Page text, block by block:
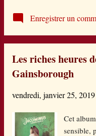
l'image par ce
petit. Une
dans cette
tendres qui
chat ? Michel
Enregistrer un
Les riches heures
Gainsborough
vendredi, janvier 25, 2019
Cet
sensible,